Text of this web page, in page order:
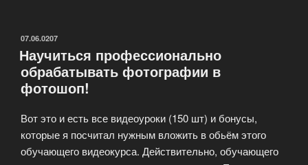
ОПУБЛИКОВАНО
07.06.0207
Научиться профессионально
обрабатывать фотографии в
фотошоп!
Вот это и есть все видеоуроки (150 шт) и бонусы,
которые я посчитал нужным вложить в обьём этого
обучающего видеокурса. Действительно, обучающего